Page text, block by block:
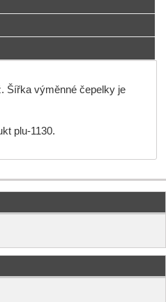
Šířka výměnné čepelky je
plu-1130.